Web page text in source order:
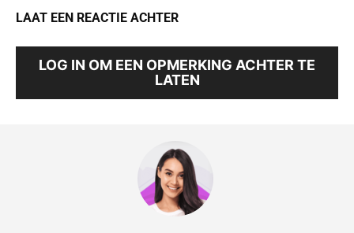
LAAT EEN REACTIE ACHTER
LOG IN OM EEN OPMERKING ACHTER TE
LATEN